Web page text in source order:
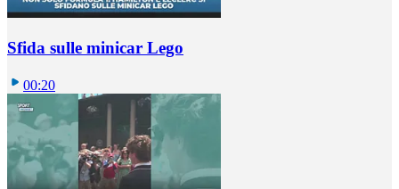
Sfida sulle minicar Lego
00:20